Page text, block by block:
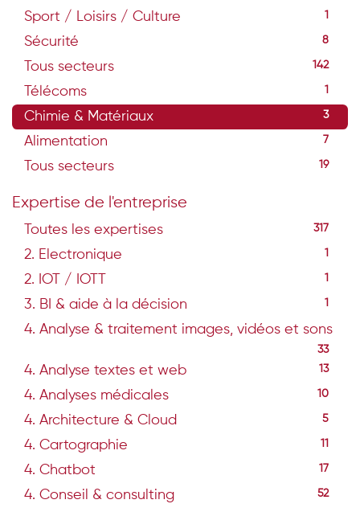
Sport / Loisirs / Culture 1
Sécurité 8
Tous secteurs 142
Télécoms 1
Chimie & Matériaux 3
Alimentation 7
Tous secteurs 19
Expertise de l'entreprise
Toutes les expertises 317
2. Electronique 1
2. IOT / IOTT 1
3. BI & aide à la décision 1
4. Analyse & traitement images, vidéos et sons
33
4. Analyse textes et web 13
4. Analyses médicales 10
4. Architecture & Cloud 5
4. Cartographie
4. Chatbot 17
4. Conseil & consulting 52